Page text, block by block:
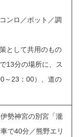
ンロ／ポット／調
として共用のもの
13分の場所に、ス
～23：00）、道の
勢神宮の別宮「瀧
で40分／熊野エリ